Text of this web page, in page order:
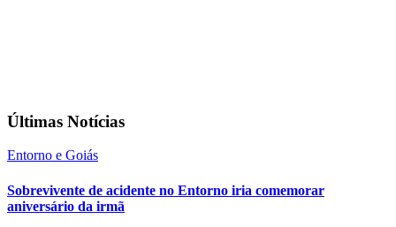
Últimas Notícias
Entorno e Goiás
Sobrevivente de acidente no Entorno iria comemorar
aniversário da irmã